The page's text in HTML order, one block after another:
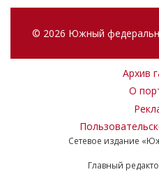
© 2026 Южный
Архив
О
Сетевое издание
Главный